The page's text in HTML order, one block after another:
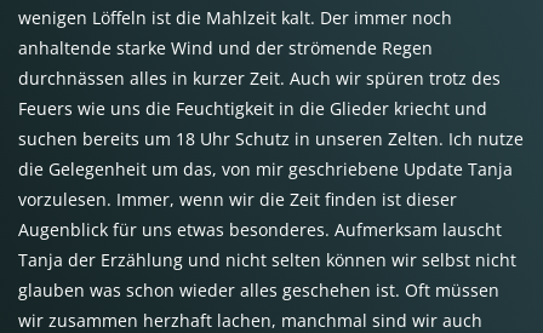
wenigen Löffeln ist die Mahlzeit kalt. Der immer noch
anhaltende starke Wind und der strömende Regen
durchnässen alles in kurzer Zeit. Auch wir spüren trotz des
Feuers wie uns die Feuchtigkeit in die Glieder kriecht und
suchen bereits um 18 Uhr Schutz in unseren Zelten. Ich nutze
die Gelegenheit um das, von mir geschriebene Update Tanja
vorzulesen. Immer, wenn wir die Zeit finden ist dieser
Augenblick für uns etwas besonderes. Aufmerksam lauscht
Tanja der Erzählung und nicht selten können wir selbst nicht
glauben was schon wieder alles geschehen ist. Oft müssen
wir zusammen herzhaft lachen, manchmal sind wir auch